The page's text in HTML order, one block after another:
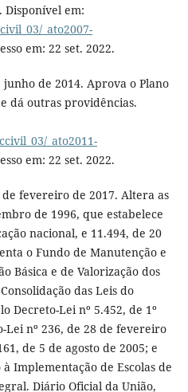
Disponível em:
_ato2007-
em: 22 set. 2022.
junho de 2014. Aprova o Plano
dá outras providências.
_ato2011-
em: 22 set. 2022.
de fevereiro de 2017. Altera as
de 1996, que estabelece
nacional, e 11.494, de 20
o Fundo de Manutenção e
Básica e de Valorização dos
das Leis do
Decreto-Lei nº 5.452, de 1º
Lei nº 236, de 28 de fevereiro
de 5 de agosto de 2005; e
Implementação de Escolas de
Diário Oficial da União,